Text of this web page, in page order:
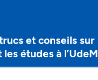
et conseils sur
les études à l’UdeM